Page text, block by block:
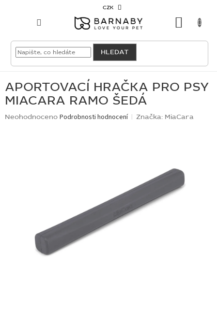
CZK
HLEDAT
VELKOODBĚRATEL
PSY
KOČKY
BARNABY
APORTOVACÍ HRAČKA PRO PSY
MIACARA RAMO ŠEDÁ
Průměrné
Neohodnoceno Podrobnosti hodnocení Značka: MiaCara